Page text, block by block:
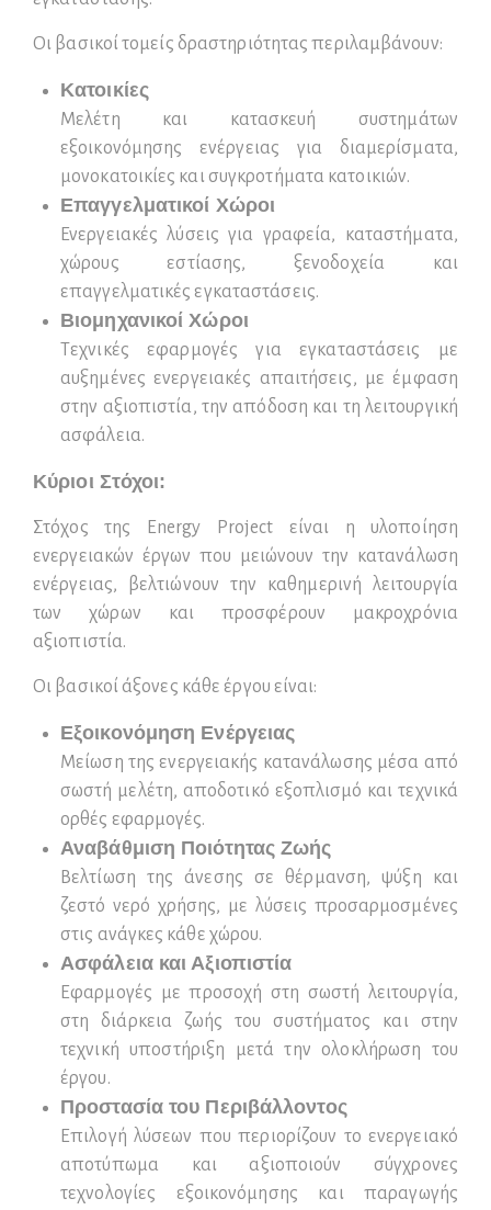
Οι βασικοί τομείς δραστηριότητας περιλαμβάνουν:
Κατοικίες
Μελέτη και κατασκευή συστημάτων
εξοικονόμησης ενέργειας για διαμερίσματα,
μονοκατοικίες και συγκροτήματα κατοικιών.
Επαγγελματικοί Χώροι
Ενεργειακές λύσεις για γραφεία, καταστήματα,
χώρους εστίασης, ξενοδοχεία και
επαγγελματικές εγκαταστάσεις.
Βιομηχανικοί Χώροι
Τεχνικές εφαρμογές για εγκαταστάσεις με
αυξημένες ενεργειακές απαιτήσεις, με έμφαση
στην αξιοπιστία, την απόδοση και τη λειτουργική
ασφάλεια.
Κύριοι Στόχοι:
Στόχος της Energy Project είναι η υλοποίηση
ενεργειακών έργων που μειώνουν την κατανάλωση
ενέργειας, βελτιώνουν την καθημερινή λειτουργία
των χώρων και προσφέρουν μακροχρόνια
αξιοπιστία.
Οι βασικοί άξονες κάθε έργου είναι:
Εξοικονόμηση Ενέργειας
Μείωση της ενεργειακής κατανάλωσης μέσα από
σωστή μελέτη, αποδοτικό εξοπλισμό και τεχνικά
ορθές εφαρμογές.
Αναβάθμιση Ποιότητας Ζωής
Βελτίωση της άνεσης σε θέρμανση, ψύξη και
ζεστό νερό χρήσης, με λύσεις προσαρμοσμένες
στις ανάγκες κάθε χώρου.
Ασφάλεια και Αξιοπιστία
Εφαρμογές με προσοχή στη σωστή λειτουργία,
στη διάρκεια ζωής του συστήματος και στην
τεχνική υποστήριξη μετά την ολοκλήρωση του
έργου.
Προστασία του Περιβάλλοντος
Επιλογή λύσεων που περιορίζουν το ενεργειακό
αποτύπωμα και αξιοποιούν σύγχρονες
τεχνολογίες εξοικονόμησης και παραγωγής